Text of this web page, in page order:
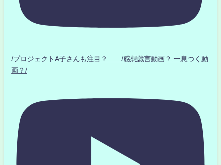
/プロジェクトA子さんも注目？ /感想戯言動画？.一息つく動
画？/